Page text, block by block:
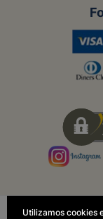
Utilizamos cookies